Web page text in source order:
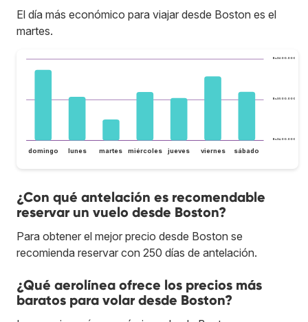
El día más económico para viajar desde Boston es el
martes.
Bs.S400.000
Bs.S500.000
Bs.S600.000
domingo lunes martes miércoles jueves viernes sábado
¿Con qué antelación es recomendable
reservar un vuelo desde Boston?
Para obtener el mejor precio desde Boston se
recomienda reservar con 250 días de antelación.
¿Qué aerolínea ofrece los precios más
baratos para volar desde Boston?